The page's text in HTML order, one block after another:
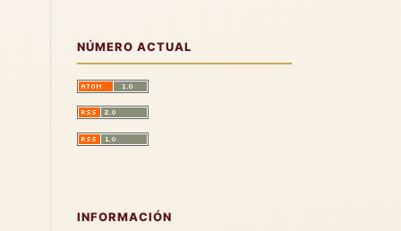
NÚMERO ACTUAL
INFORMACIÓN